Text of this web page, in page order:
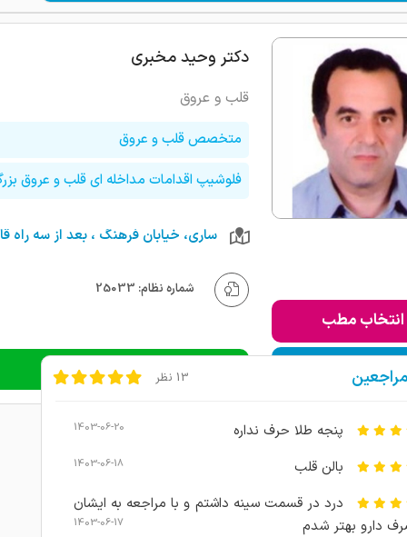
انتخاب مطب
به لیست من
دکتر وحید مخبری
قلب و عروق
متخصص قلب و عروق
فلوشیپ اقدامات مداخله ای قلب و عروق
شماره نظام: 25033
دریافت نوبت تلفنی 13 نظر
پنجه طلا حرف نداره 1403-06-20
بالن قلب 1403-06-18
درد در قسمت سینه داشتم و با مراجعه به ایشان
دارو بهتر شدم
1403-06-17